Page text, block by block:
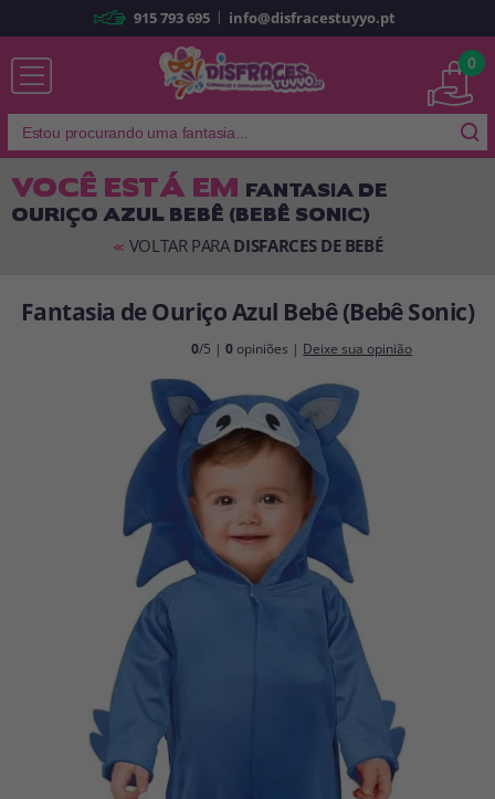
Já sou cliente
Lembrar-me Esqueceu sua senha?
É a minha primeira vez
Sou novo
Ao criar uma conta emdisfracestuyyo.pt
, você poderá fazer suas
compras rapidamente em nossa loja virtual, verificar o status de seus
pedidos e consultar suas operações anteriores.
Vá em frente! Estávamos esperando por você.
CRIAR CONTA
915 793 695 | info@disfracestuyyo.pt
0
VOCÊ ESTÁ EM FANTASIA DE
OURIÇO AZUL BEBÊ (BEBÊ SONIC)
<< VOLTAR PARA DISFARCES DE BEBÉ
Fantasia de Ouriço Azul Bebê (Bebê Sonic)
0/5 |0 opiniões | Deixe sua opinião